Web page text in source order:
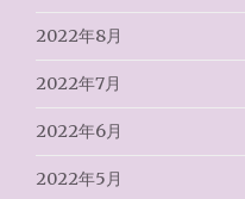
2022年8月
2022年7月
2022年6月
2022年5月